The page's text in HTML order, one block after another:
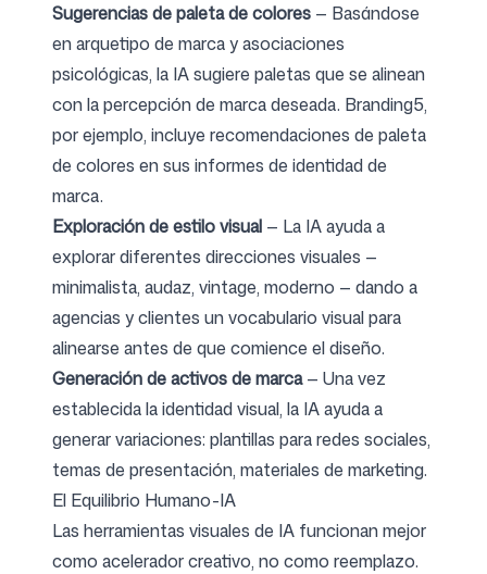
Sugerencias de paleta de colores — Basándose
en arquetipo de marca y asociaciones
psicológicas, la IA sugiere paletas que se alinean
con la percepción de marca deseada. Branding5,
por ejemplo, incluye recomendaciones de paleta
de colores en sus informes de identidad de
marca.
Exploración de estilo visual — La IA ayuda a
explorar diferentes direcciones visuales —
minimalista, audaz, vintage, moderno — dando a
agencias y clientes un vocabulario visual para
alinearse antes de que comience el diseño.
Generación de activos de marca— Una vez
establecida la identidad visual, la IA ayuda a
generar variaciones: plantillas para redes sociales,
temas de presentación, materiales de marketing.
El Equilibrio Humano-IA
Las herramientas visuales de IA funcionan mejor
como acelerador creativo, no como reemplazo.